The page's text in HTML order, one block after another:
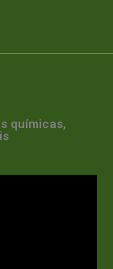
químicas,